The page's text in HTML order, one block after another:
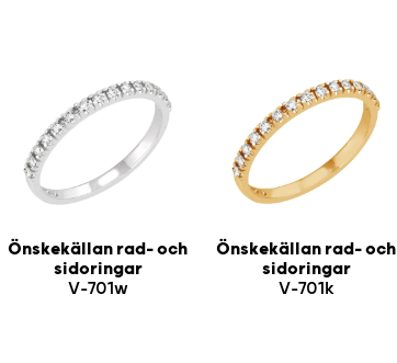
Önskekällan rad- och
sidoringar
V-701w
Önskekällan rad- och
sidoringar
V-701k